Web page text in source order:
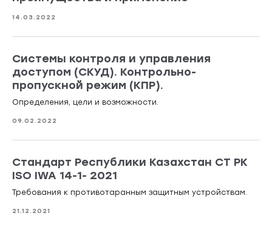
14.03.2022
Системы контроля и управления
доступом (СКУД). Контрольно-
пропускной режим (КПР).
Определения, цели и возможности.
09.02.2022
Стандарт Республики Казахстан СТ РК
ISO IWA 14-1- 2021
Требования к противотаранным защитным устройствам.
21.12.2021